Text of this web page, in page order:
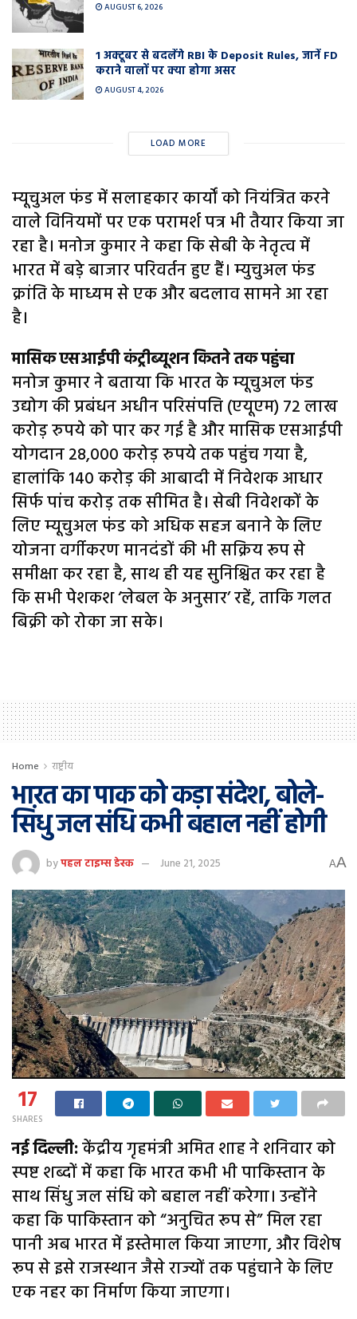
AUGUST 6, 2026
1 अक्टूबर से बदलेंगे RBI के Deposit Rules, जानें FD
कराने वालों पर क्या होगा असर
AUGUST 4, 2026
LOAD MORE
म्यूचुअल फंड में सलाहकार कार्यों को नियंत्रित करने
वाले विनियमों पर एक परामर्श पत्र भी तैयार किया जा
रहा है। मनोज कुमार ने कहा कि सेबी के नेतृत्व में
भारत में बड़े बाजार परिवर्तन हुए हैं। म्युचुअल फंड
क्रांति के माध्यम से एक और बदलाव सामने आ रहा
है।
मासिक एसआईपी कंट्रीब्यूशन कितने तक पहुंचा
मनोज कुमार ने बताया कि भारत के म्यूचुअल फंड
उद्योग की प्रबंधन अधीन परिसंपत्ति (एयूएम) 72 लाख
करोड़ रुपये को पार कर गई है और मासिक एसआईपी
योगदान 28,000 करोड़ रुपये तक पहुंच गया है,
हालांकि 140 करोड़ की आबादी में निवेशक आधार
सिर्फ पांच करोड़ तक सीमित है। सेबी निवेशकों के
लिए म्यूचुअल फंड को अधिक सहज बनाने के लिए
योजना वर्गीकरण मानदंडों की भी सक्रिय रूप से
समीक्षा कर रहा है, साथ ही यह सुनिश्चित कर रहा है
कि सभी पेशकश ‘लेबल के अनुसार’ रहें, ताकि गलत
बिक्री को रोका जा सके।
Home राष्ट्रीय
भारत का पाक को कड़ा संदेश, बोले-
सिंधु जल संधि कभी बहाल नहीं होगी
byपहल टाइम्स डेस्क June 21, 2025 AA
17
SHARES
नई दिल्ली:केंद्रीय गृहमंत्री अमित शाह ने शनिवार को
स्पष्ट शब्दों में कहा कि भारत कभी भी पाकिस्तान के
साथ सिंधु जल संधि को बहाल नहीं करेगा। उन्होंने
कहा कि पाकिस्तान को “अनुचित रूप से” मिल रहा
पानी अब भारत में इस्तेमाल किया जाएगा, और विशेष
रूप से इसे राजस्थान जैसे राज्यों तक पहुंचाने के लिए
एक नहर का निर्माण किया जाएगा।